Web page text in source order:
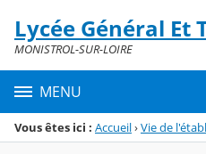
Menu de la rubrique
Contenu
Lycée Général Et
MONISTROL-SUR-LOIRE
MENU
Vous êtes ici : Accueil›Vie de